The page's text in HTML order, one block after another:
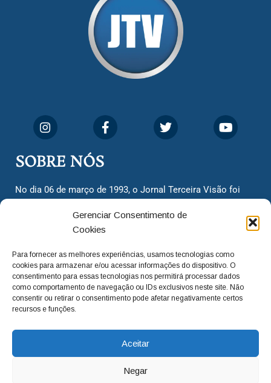
Gerenciar Consentimento de
Cookies
Para fornecer as melhores experiências, usamos tecnologias como
cookies para armazenar e/ou acessar informações do dispositivo. O
consentimento para essas tecnologias nos permitirá processar dados
como comportamento de navegação ou IDs exclusivos neste site. Não
consentir ou retirar o consentimento pode afetar negativamente certos
recursos e funções.
Aceitar
Negar
SOBRE NÓS
No dia 06 de março de 1993, o Jornal Terceira Visão foi
cidadãos valinhenses, já que naquela época só existiam
dois jornais. Há mais de 30 anos, o jornal continua
com o foco de trazer as melhores notícias. Nunca
deixamos de lado as necessidades do cidadão, sempre
questionando os órgãos públicos em busca de melhorias
para a cidade e sempre cobrando resoluções para casos
adm@jtv.com.br
(19) 3929-6225